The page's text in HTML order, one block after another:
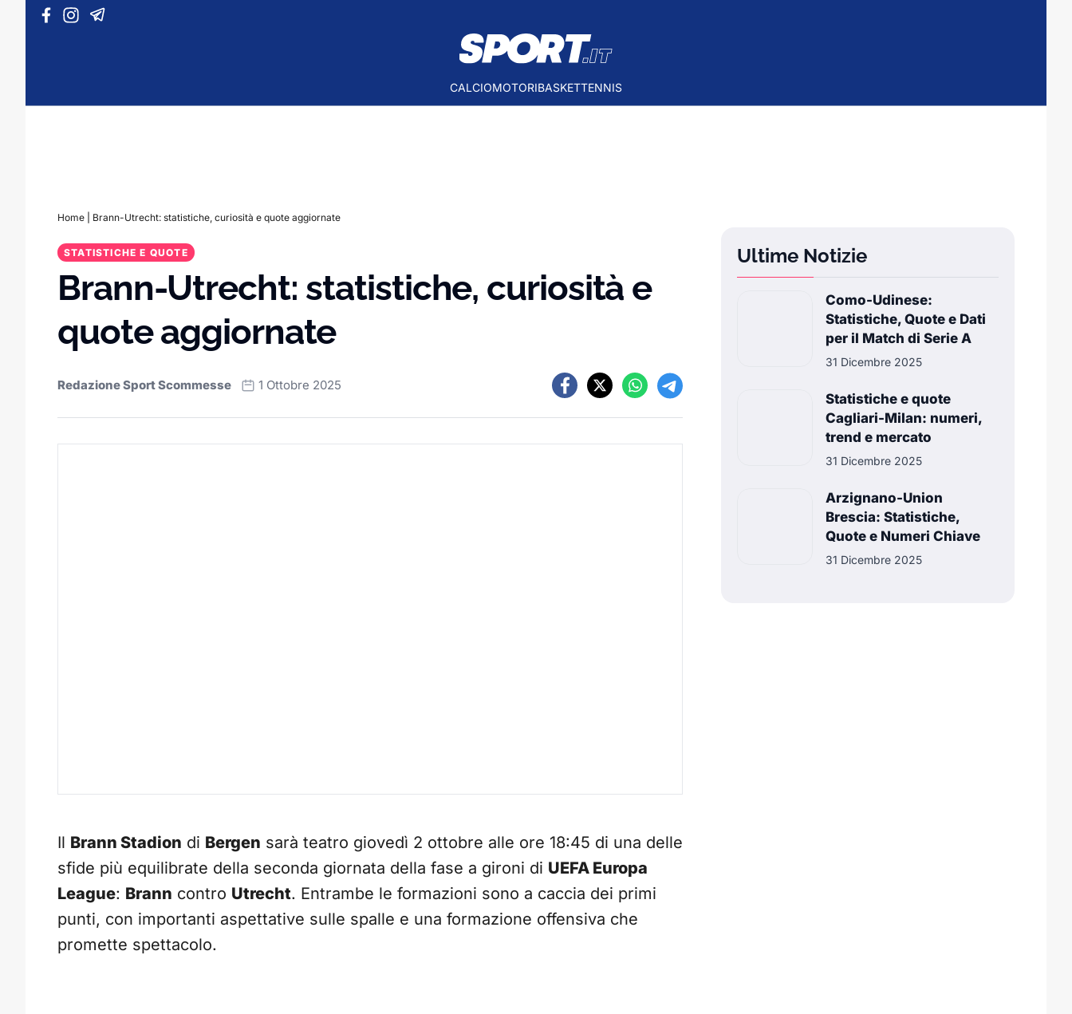
Vai al contenuto
CALCIOMOTORIBASKETTENNIS
Home Brann-Utrecht: statistiche, curiosità e quote aggiornate
STATISTICHE E QUOTE
Brann-Utrecht: statistiche, curiosità e
quote aggiornate
Redazione Sport Scommesse 1 Ottobre 2025
Il Brann Stadion di Bergen sarà teatro giovedì 2 ottobre alle ore 18:45 di una delle
sfide più equilibrate della seconda giornata della fase a gironi di UEFA Europa
League: Brann contro Utrecht. Entrambe le formazioni sono a caccia dei primi
punti, con importanti aspettative sulle spalle e una formazione offensiva che
promette spettacolo.
Ultime Notizie
Como-Udinese:
Statistiche, Quote e Dati
per il Match di Serie A
31 Dicembre 2025
Statistiche e quote
Cagliari-Milan: numeri,
trend e mercato
31 Dicembre 2025
Arzignano-Union
Brescia: Statistiche,
Quote e Numeri Chiave
31 Dicembre 2025